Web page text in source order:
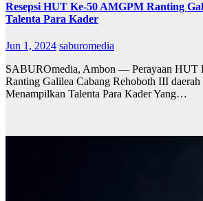
Resepsi HUT Ke-50 AMGPM Ranting
Talenta Para Kader
Jun 1, 2024 saburomedia
SABUROmedia, Ambon — Perayaan HUT
Ranting Galilea Cabang Rehoboth III
Menampilkan Talenta Para Kader Yang…